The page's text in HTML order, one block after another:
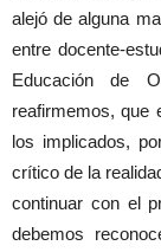
alejó de alguna
entre docente-
Educación de
reafirmemos, que
los implicados,
crítico de la
continuar con el
debemos